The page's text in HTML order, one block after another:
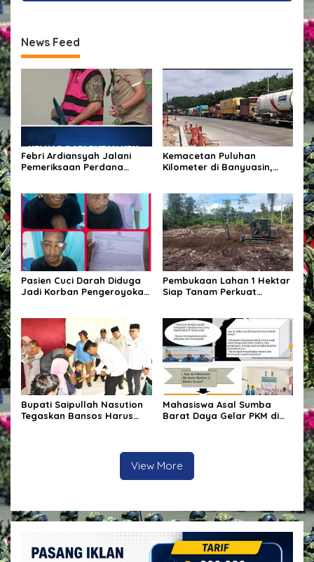
News Feed
Febri Ardiansyah Jalani
Pemeriksaan Perdana
Kemacetan Puluhan
Kilometer di Banyuasin,
Dipercepat
Pasien Cuci Darah Diduga
Jadi Korban Pengeroyokan
Kasus
Pembukaan Lahan 1 Hektar
Siap Tanam Perkuat
Bupati Saipullah Nasution
Tegaskan Bansos Harus
Mahasiswa Asal Sumba
Barat Daya Gelar PKM di
Berbasis Gender di Media
Sosial
View More